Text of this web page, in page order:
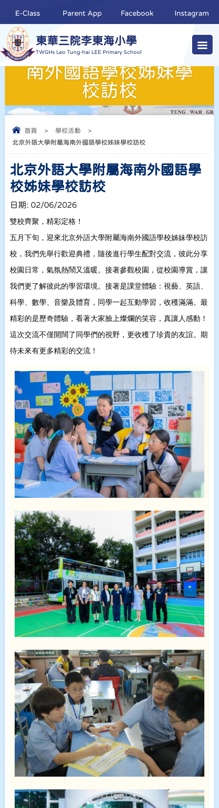
東華三院李東海小學
TWGHs Leo Tung-hai LEE Primary School
E-Class Parent App Facebook Instagram
北京外語大學附屬海
南外國語學校姊妹學
校訪校
首頁 > 學校活動
>
北京外語大學附屬海南外國語學校姊妹學校訪校
北京外語大學附屬海南外國語學
校姊妹學校訪校
日期: 02/06/2026
雙校齊聚，精彩定格！
五月下旬，迎來北京外語大學附屬海南外國語學校姊妹學校訪
校，我們先舉行歡迎典禮，隨後進行學生配對交流，彼此分享
校園日常，氣氛熱鬧又溫暖。接著參觀校園，從校園導賞，讓
我們更了解彼此的學習環境。接著是課堂體驗：視藝、英語、
科學、數學、音樂及體育，同學一起互動學習 ，收穫滿滿。 最
精彩的是歷奇體驗，看著大家臉上燦爛的笑容，真讓人感動！
這次交流不僅開闊了同學們的視野，更收穫了珍貴的友誼。期
待未來有更多精彩的交流！